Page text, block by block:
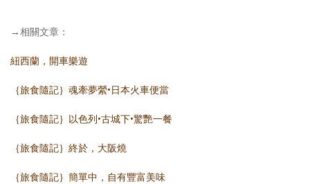
→相關文章：
紐西蘭，開車樂遊
｛旅食隨記｝魂牽夢縈•日本火車便當
｛旅食隨記｝以色列•古城下•驚艷一餐
｛旅食隨記｝終於，大阪燒
｛旅食隨記｝簡單中，自有豐富美味